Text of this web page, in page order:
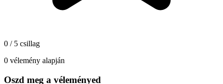
0 / 5 csillag
0 vélemény alapján
Oszd meg a véleményed